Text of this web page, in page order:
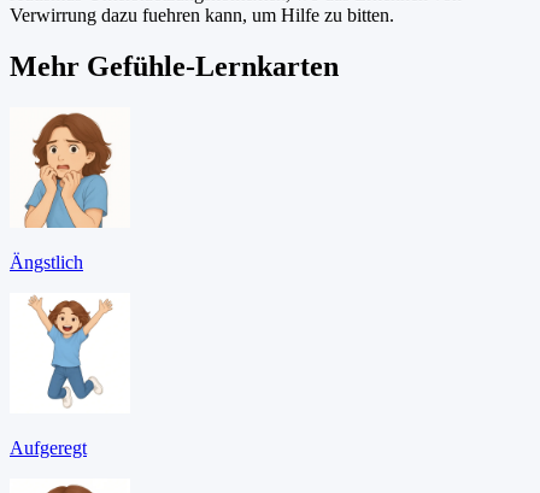
Verwirrung dazu fuehren kann, um Hilfe zu bitten.
Mehr Gefühle-Lernkarten
Ängstlich
Aufgeregt